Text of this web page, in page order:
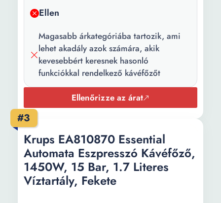
kiegészítők:
Szín:
Fekete Fehér
Teljesítmény:
1500 W
15 bar
Víztartály
kapacitása:
Kávéfőző
kapacitása:
275 g
Szélesség:
246 mm
Ellen
Magasabb árkategóriába tartozik, ami
lehet akadály azok számára, akik
kevesebbért keresnek hasonló
funkciókkal rendelkező kávéfőzőt
Ellenőrizze az árat
#3
Krups EA810870 Essential
Automata Eszpresszó Kávéfőző,
1450W, 15 Bar, 1.7 Literes
Víztartály, Fekete